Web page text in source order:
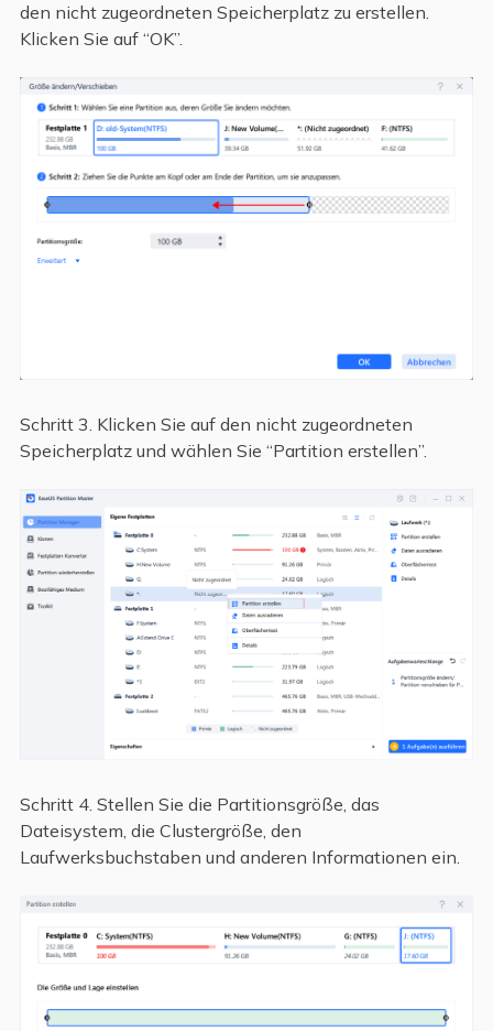
den nicht zugeordneten Speicherplatz zu erstellen.
Klicken Sie auf “OK”.
Schritt 3. Klicken Sie auf den nicht zugeordneten
Speicherplatz und wählen Sie “Partition erstellen”.
Schritt 4. Stellen Sie die Partitionsgröße, das
Dateisystem, die Clustergröße, den
Laufwerksbuchstaben und anderen Informationen ein.